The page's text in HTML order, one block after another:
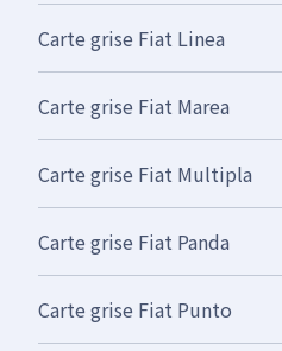
Carte grise Fiat Linea
Carte grise Fiat Marea
Carte grise Fiat Multipla
Carte grise Fiat Panda
Carte grise Fiat Punto